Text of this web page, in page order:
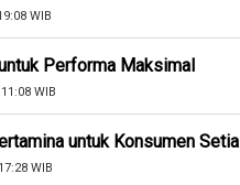
WIB
Performa Maksimal
WIB
untuk Konsumen Setia
WIB